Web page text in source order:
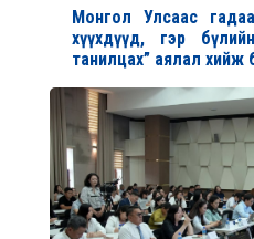
Монгол Улсаас
хүүхдүүд, гэр
танилцах” аялал хийж